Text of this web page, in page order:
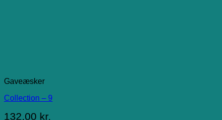
Gaveæsker
Collection – 9
132,00 kr.